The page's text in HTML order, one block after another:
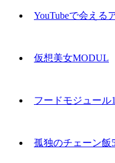
YouTubeで会える
仮想美女MODUL
フードモジュール
孤独のチェーン飯